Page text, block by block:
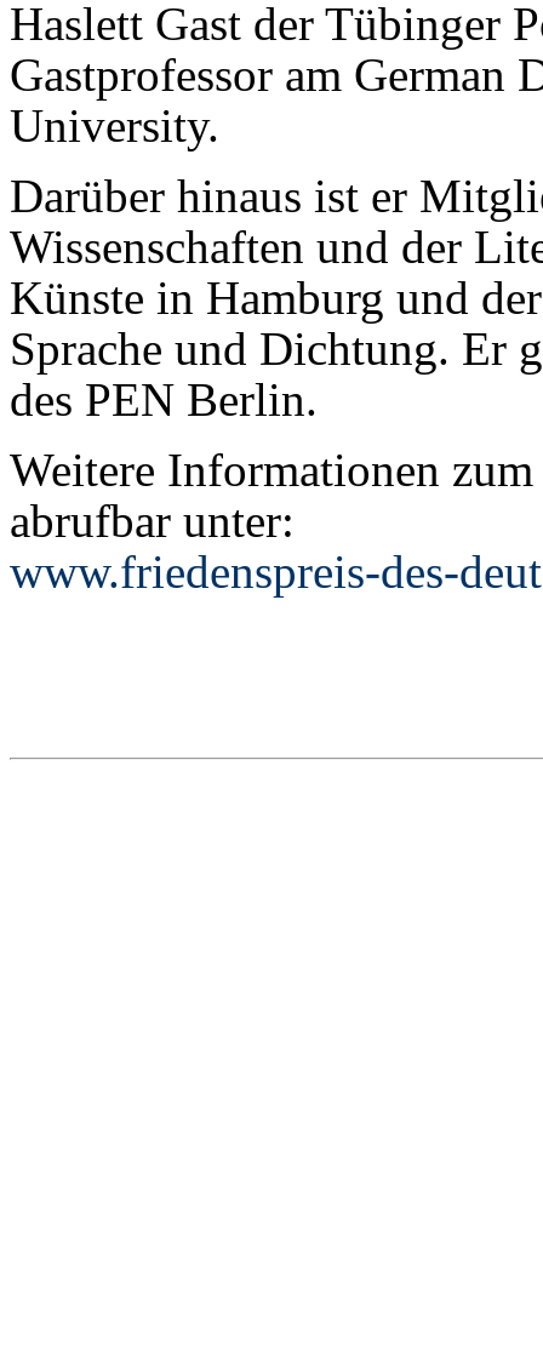
Haslett Gast der Tübinger
Gastprofessor am German
University.
Darüber hinaus ist er
Wissenschaften und der
Künste in Hamburg und
Sprache und Dichtung. Er
des PEN Berlin.
Weitere Informationen
abrufbar unter:
www.friedenspreis-des-